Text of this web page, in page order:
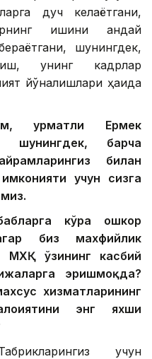
дуч келаётгани,
ишини қандай
шунингдек,
унинг кадрлар
йўналишлари ҳақида
ҳурматли Ермек
шунингдек, барча
билан
учун сизга
кўра ошкор
биз махфийлик
МХҚ ўзининг касбий
эришмоқда?
хизматларининг
энг яхши
учун